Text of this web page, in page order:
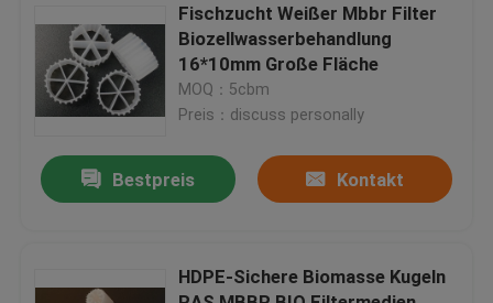
Treten Sie mit uns in Verbindung
Blog
Fordern Sie ein Zitat
MBBR-Biomedien
Fischzucht Weißer Mbbr Filter
Biozellwasserbehandlung
16*10mm Große Fläche
MOQ：5cbm
Preis：discuss personally
Bestpreis Kontakt
HDPE-Sichere Biomasse Kugeln